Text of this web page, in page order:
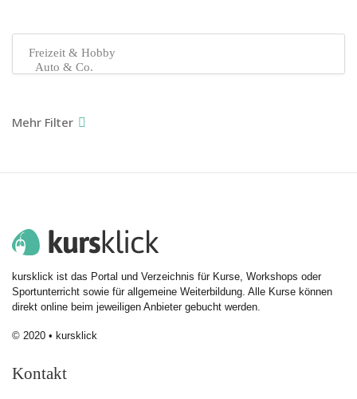
kursklick ist das Portal und Verzeichnis für Kurse, Workshops oder
Sportunterricht sowie für allgemeine Weiterbildung. Alle Kurse können
direkt online beim jeweiligen Anbieter gebucht werden.
© 2020 • kursklick
Kontakt